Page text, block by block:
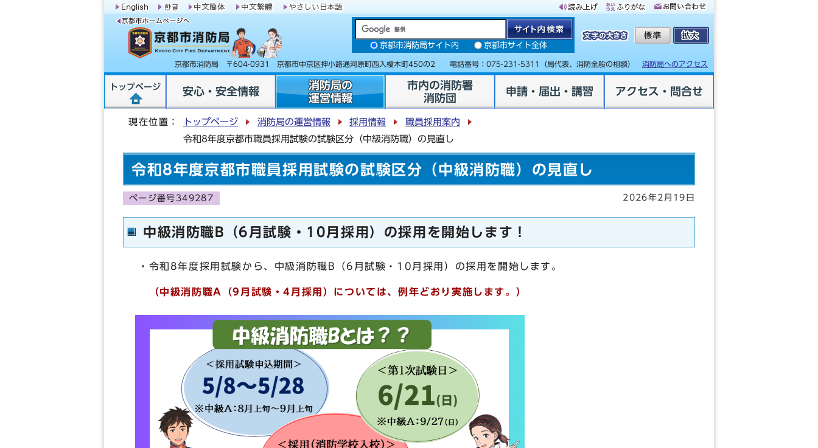
京都市消防局サイト内 京都市サイト全体
京都市消防局 〒604-0931 京都市中京区押小路通河原町西入榎木町450の2 電話番号： 075-231-5311 （局代表、消防全般の相談） 消防局へのアクセス
トップページ 安心・安全情報
消防局の
運営情報
市内の消防署
消防団
申請・届出・講習 アクセス・問合せ
現在位置： トップページ 消防局の運営情報 採用情報
職員採用案内
令和8年度京都市職員採用試験の試験区分（中級消防職）の見直し
令和8年度京都市職員採用試験の試験区分（中級消防職）の見直し
ページ番号349287 2026年2月19日
中級消防職B（6月試験・10月採用）の採用を開始します！
・令和8年度採用試験から、中級消防職B（6月試験・10月採用）の採用を開始します。
（中級消防職A（9月試験・4月採用）については、例年どおり実施します。）